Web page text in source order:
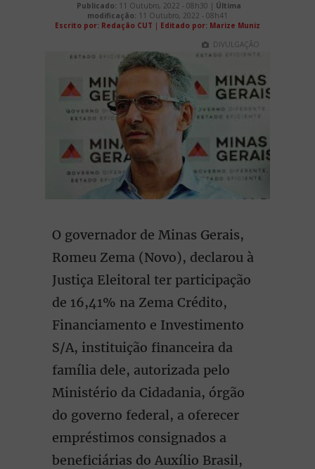
Publicado: 11 Outubro, 2022 - 08h30 | Última
modificação: 11 Outubro, 2022 - 08h41
Escrito por: Redação CUT | Editado por: Marize Muniz
DIVULGAÇÃO
O governador de Minas Gerais,
Romeu Zema (Novo), declarou à
Justiça Eleitoral ter participação
de 16,41% na Zema Crédito,
Financiamento e Investimento
S/A, instituição financeira da
família dele, autorizada pelo
Ministério da Cidadania, órgão
do governo federal, a oferecer
empréstimos consignados a
beneficiárias do Auxílio Brasil,